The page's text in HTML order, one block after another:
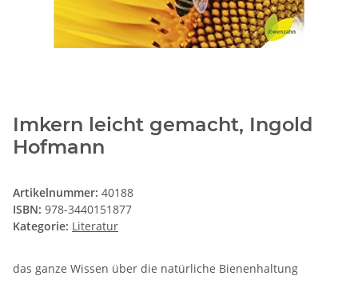
Imkern leicht gemacht, Ingold
Hofmann
Artikelnummer: 40188
ISBN: 978-3440151877
Kategorie: Literatur
das ganze Wissen über die natürliche Bienenhaltung